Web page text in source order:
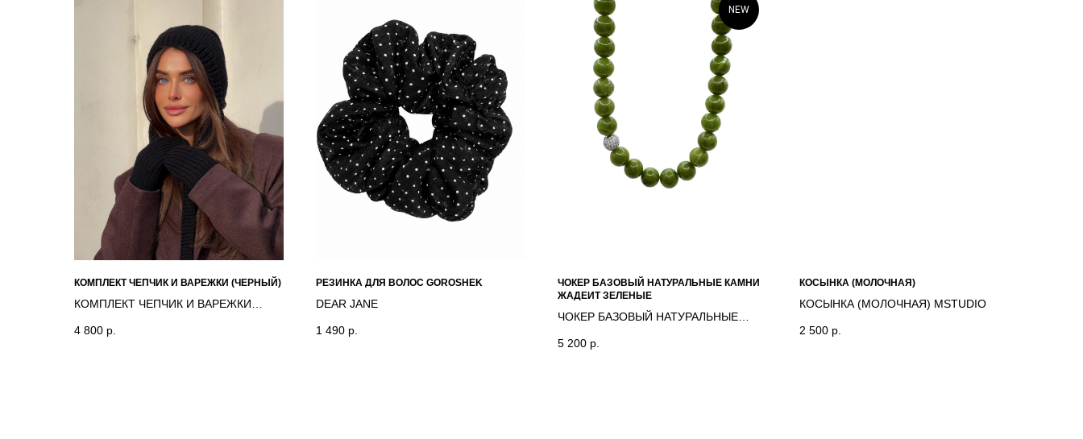
КОМПЛЕКТ ЧЕПЧИК И ВАРЕЖКИ (ЧЕРНЫЙ)
КОМПЛЕКТ ЧЕПЧИК И ВАРЕЖКИ
4 800 р.
РЕЗИНКА ДЛЯ ВОЛОС GOROSHEK
DEAR JANE
1 490 р.
NEW
ЧОКЕР БАЗОВЫЙ НАТУРАЛЬНЫЕ КАМНИ
ЖАДЕИТ ЗЕЛЕНЫЕ
ЧОКЕР БАЗОВЫЙ НАТУРАЛЬНЫЕ
5 200 р.
КОСЫНКА (МОЛОЧНАЯ)
КОСЫНКА (МОЛОЧНАЯ) MSTUDIO
2 500 р.